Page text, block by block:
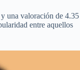
una valoración de 4.35
entre aquellos